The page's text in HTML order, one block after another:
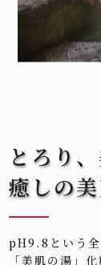
とろり
癒しの
pH9.8という全
「美肌の湯」